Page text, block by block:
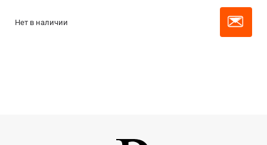
Нет в наличии